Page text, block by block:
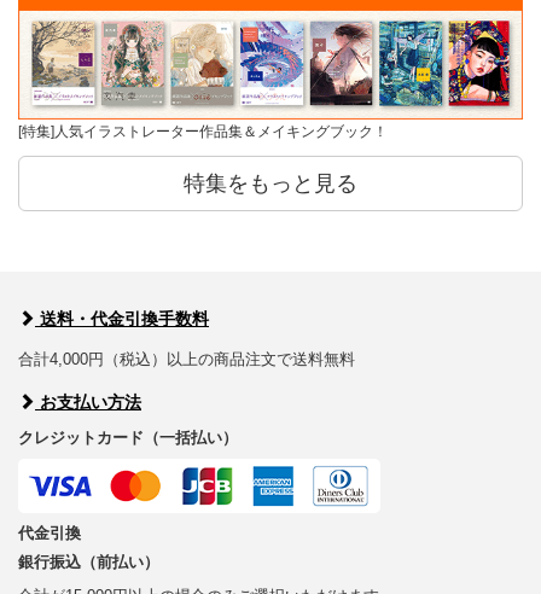
[特集]人気イラストレーター作品集＆メイキングブック！
特集をもっと見る
送料・代金引換手数料
合計4,000円（税込）以上の商品注文で送料無料
お支払い方法
クレジットカード（一括払い）
代金引換
銀行振込（前払い）